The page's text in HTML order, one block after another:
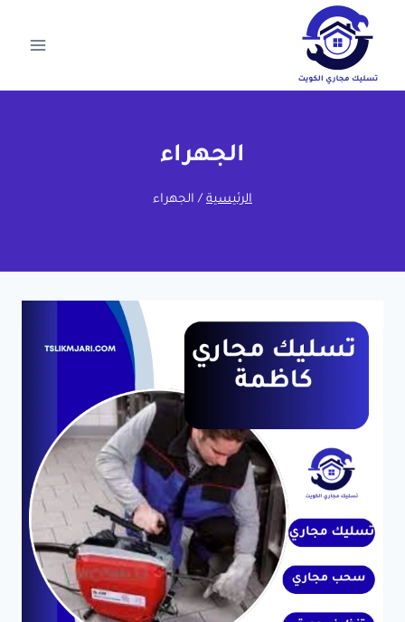
التجاوز
المحتوى
الجهراء
الرئيسية / الجهراء